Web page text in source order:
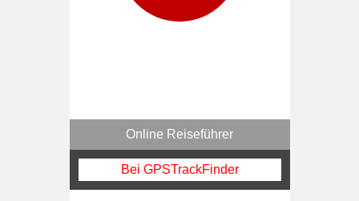
Online Reiseführer
Bei GPSTrackFinder